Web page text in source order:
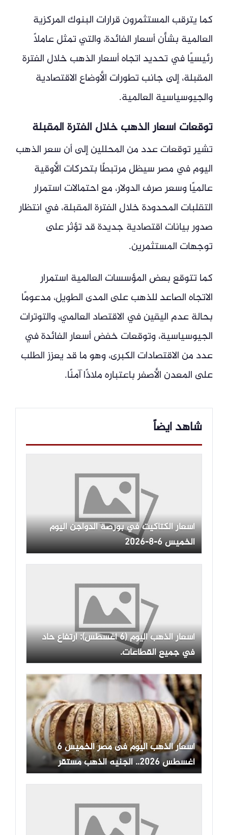
كما يترقب المستثمرون قرارات البنوك المركزية
العالمية بشأن أسعار الفائدة، والتي تمثل عاملًا
رئيسيًا في تحديد اتجاه أسعار الذهب خلال الفترة
المقبلة، إلى جانب تطورات الأوضاع الاقتصادية
والجيوسياسية العالمية.
توقعات أسعار الذهب خلال الفترة المقبلة
تشير توقعات عدد من المحللين إلى أن سعر الذهب
اليوم في مصر سيظل مرتبطًا بتحركات الأوقية
عالميًا وسعر صرف الدولار، مع احتمالات استمرار
التقلبات المحدودة خلال الفترة المقبلة، في انتظار
صدور بيانات اقتصادية جديدة قد تؤثر على
توجهات المستثمرين.
كما تتوقع بعض المؤسسات العالمية استمرار
الاتجاه الصاعد للذهب على المدى الطويل، مدعومًا
بحالة عدم اليقين في الاقتصاد العالمي، والتوترات
الجيوسياسية، وتوقعات خفض أسعار الفائدة في
عدد من الاقتصادات الكبرى، وهو ما قد يعزز الطلب
على المعدن الأصفر باعتباره ملاذًا آمنًا.
شاهد ايضاً
أسعار الكتاكيت في بورصة الدواجن اليوم
الخميس 6-8-2026
أسعار الذهب اليوم (6 أغسطس): ارتفاع حاد
في جميع القطاعات.
أسعار الذهب اليوم فى مصر الخميس 6
أغسطس 2026.. الجنيه الذهب مستقر